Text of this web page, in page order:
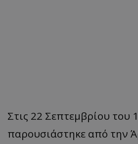
Στις 22 Σεπτεμβρίου του
παρουσιάστηκε από την